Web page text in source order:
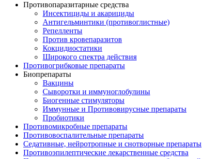
Противопаразитарные средства
Инсектициды и акарициды
Антигельминтики (противоглистные)
Репелленты
Против кровепаразитов
Кокцидиостатики
Широкого спектра действия
Противогрибковые препараты
Биопрепараты
Вакцины
Сыворотки и иммуноглобулины
Биогенные стимуляторы
Иммунные и Противовирусные препараты
Пробиотики
Противомикробные препараты
Противовоспалительные препараты
Седативные, нейротропные и снотворные препараты
Противоэпилептические лекарственные средства